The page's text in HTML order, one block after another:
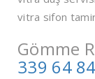
vitra sifon
Gömme
339 64 84